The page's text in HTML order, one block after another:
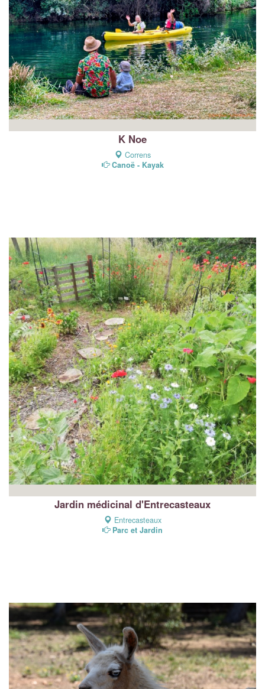
K Noe
Correns
Canoë - Kayak
Jardin médicinal d'Entrecasteaux
Entrecasteaux
Parc et Jardin